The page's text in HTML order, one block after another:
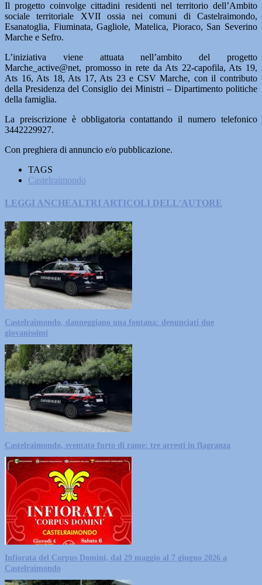
Il progetto coinvolge cittadini residenti nel territorio dell’Ambito
sociale territoriale XVII ossia nei comuni di Castelraimondo,
Esanatoglia, Fiuminata, Gagliole, Matelica, Pioraco, San Severino
Marche e Sefro.
L’iniziativa viene attuata nell’ambito del progetto
Marche_active@net, promosso in rete da Ats 22-capofila, Ats 19,
Ats 16, Ats 18, Ats 17, Ats 23 e CSV Marche, con il contributo
della Presidenza del Consiglio dei Ministri – Dipartimento politiche
della famiglia.
La preiscrizione è obbligatoria contattando il numero telefonico
3442229927.
Con preghiera di annuncio e/o pubblicazione.
TAGS
Castelraimondo
LEGGI ANCHEALTRI ARTICOLI DELL'AUTORE
Castelraimondo, danneggiano una fontana: denunciati due
giovanissimi
Castelraimondo, sventato furto di rame: tre arresti in flagranza
Infiorata del Corpus Domini, dal 29 maggio al 7 giugno 2026 a
Castelraimondo